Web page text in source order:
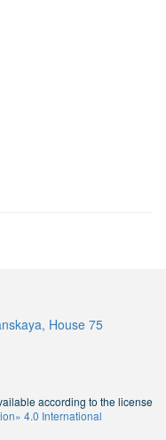
House 75
according to the license
4.0 International